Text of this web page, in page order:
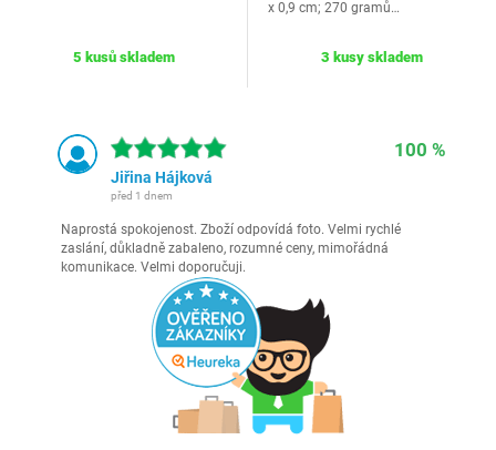
5 kusů skladem
x 0,9 cm; 270 gramů…
3 kusy skladem
100 %
Jiřina Hájková
před 1 dnem
Naprostá spokojenost. Zboží odpovídá foto. Velmi rychlé
zaslání, důkladně zabaleno, rozumné ceny, mimořádná
komunikace. Velmi doporučuji.